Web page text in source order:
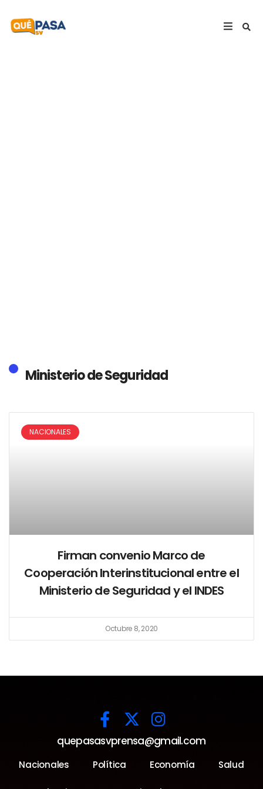
Ministerio de Seguridad
NACIONALES
Firman convenio Marco de
Cooperación Interinstitucional entre el
Ministerio de Seguridad y el INDES
Octubre 8, 2020
quepasasvprensa@gmail.com
Nacionales Política Economía Salud